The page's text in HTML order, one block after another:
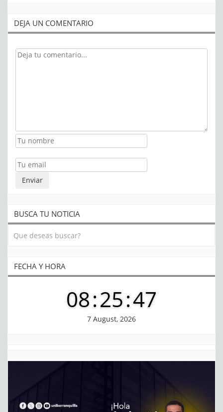
DEJA UN COMENTARIO
BUSCA TU NOTICIA
FECHA Y HORA
08:25:48
7 August, 2026